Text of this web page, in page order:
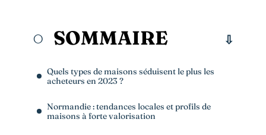
SOMMAIRE
Quels types de maisons séduisent le plus les
acheteurs en 2023 ?
Normandie : tendances locales et profils de
maisons à forte valorisation